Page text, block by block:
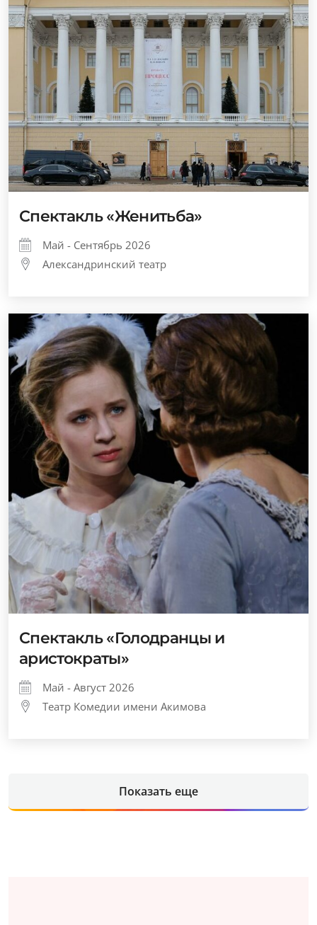
Спектакль «Женитьба»
Май - Сентябрь 2026
Александринский театр
Спектакль «Голодранцы и
аристократы»
Май - Август 2026
Театр Комедии имени Акимова
Показать еще